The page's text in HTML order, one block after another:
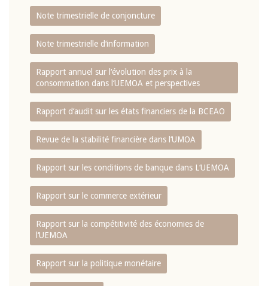
Note trimestrielle de conjoncture
Note trimestrielle d‘information
Rapport annuel sur l‘évolution des prix à la
consommation dans l‘UEMOA et perspectives
Rapport d‘audit sur les états financiers de la BCEAO
Revue de la stabilité financière dans l‘UMOA
Rapport sur les conditions de banque dans L‘UEMOA
Rapport sur le commerce extérieur
Rapport sur la compétitivité des économies de
l‘UEMOA
Rapport sur la politique monétaire